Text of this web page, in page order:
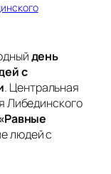
день
с
. Центральная
Либединского
людей с